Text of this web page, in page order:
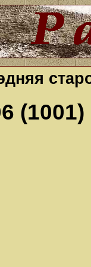
(1001)